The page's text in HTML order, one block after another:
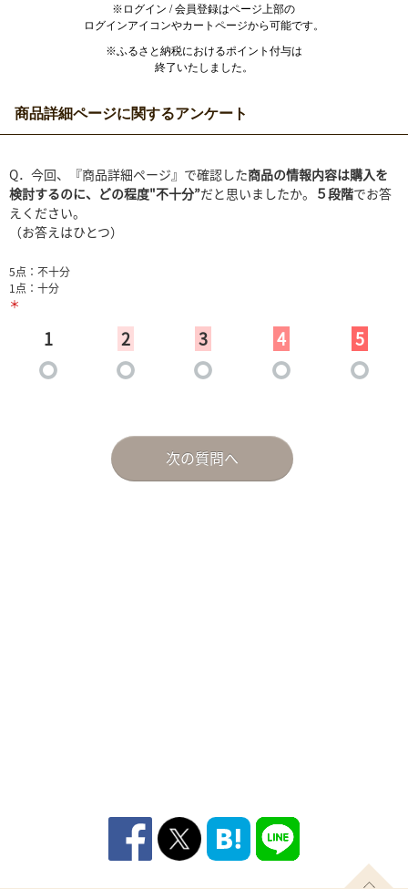
※ログイン / 会員登録はページ上部の
ログインアイコンやカートページから可能です。
※ふるさと納税におけるポイント付与は
終了いたしました。
商品詳細ページに関するアンケート